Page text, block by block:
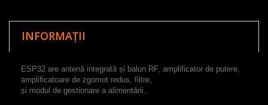
INFORMAȚII
ESP32 are antenă integrată și balun RF, amplificator de putere,
amplificatoare de zgomot redus, filtre,
și modul de gestionare a alimentării.